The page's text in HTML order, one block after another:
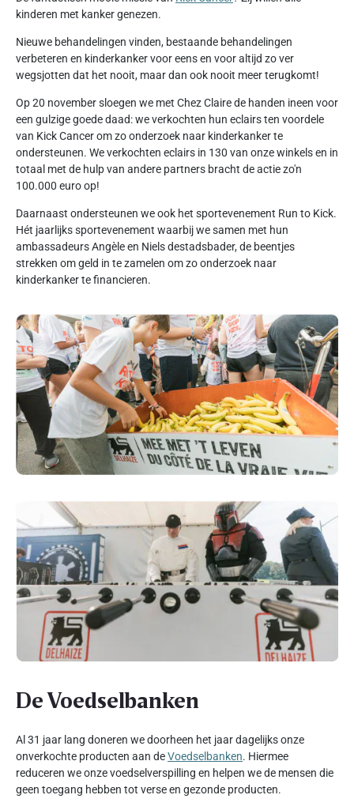
kinderen met kanker genezen.
Nieuwe behandelingen vinden, bestaande behandelingen
verbeteren en kinderkanker voor eens en voor altijd zo ver
wegsjotten dat het nooit, maar dan ook nooit meer terugkomt!
Op 20 november sloegen we met Chez Claire de handen ineen voor
een gulzige goede daad: we verkochten hun eclairs ten voordele
van Kick Cancer om zo onderzoek naar kinderkanker te
ondersteunen. We verkochten eclairs in 130 van onze winkels en in
totaal met de hulp van andere partners bracht de actie zo'n
100.000 euro op!
Daarnaast ondersteunen we ook het sportevenement Run to Kick.
Hét jaarlijks sportevenement waarbij we samen met hun
ambassadeurs Angèle en Niels destadsbader, de beentjes
strekken om geld in te zamelen om zo onderzoek naar
kinderkanker te financieren.
De Voedselbanken
Al 31 jaar lang doneren we doorheen het jaar dagelijks onze
onverkochte producten aan deVoedselbanken. Hiermee
reduceren we onze voedselverspilling en helpen we de mensen die
geen toegang hebben tot verse en gezonde producten.